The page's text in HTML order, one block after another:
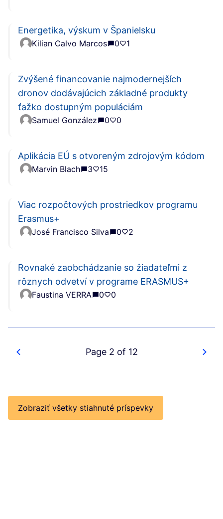
Energetika, výskum v Španielsku
Kilian Calvo Marcos 0 1
Zvýšené financovanie najmodernejších
dronov dodávajúcich základné produkty
ťažko dostupným populáciám
Samuel González 0 0
Aplikácia EÚ s otvoreným zdrojovým kódom
Marvin Blach 3 15
Viac rozpočtových prostriedkov programu
Erasmus+
José Francisco Silva 0 2
Rovnaké zaobchádzanie so žiadateľmi z
rôznych odvetví v programe ERASMUS+
Faustina VERRA 0 0
Page 2 of 12
Zobraziť všetky stiahnuté príspevky